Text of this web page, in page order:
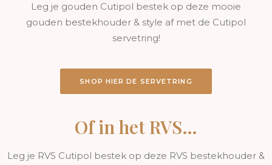
Leg je gouden Cutipol bestek op deze mooie
gouden bestekhouder & style af met de Cutipol
servetring!
SHOP HIER DE SERVETRING
Of in het RVS…
Leg je RVS Cutipol bestek op deze RVS bestekhouder &